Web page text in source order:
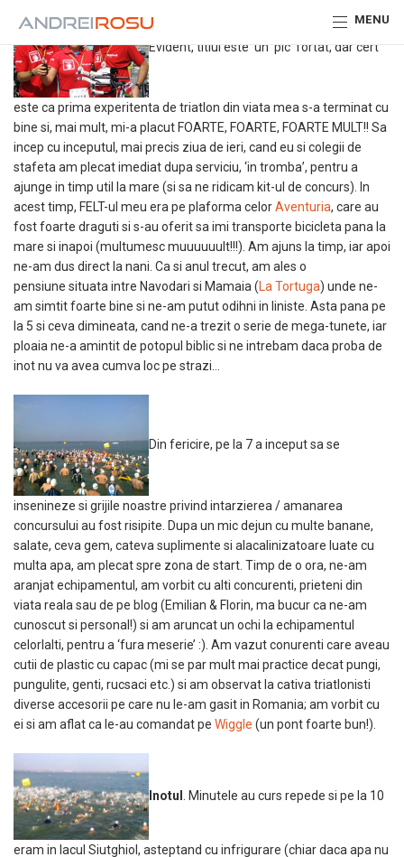
MENU
Evident, titlul este ‘un pic’ fortat, dar cert
este ca prima experitenta de triatlon din viata mea s-a terminat cu
bine si, mai mult, mi-a placut FOARTE, FOARTE, FOARTE MULT!! Sa
incep cu inceputul, mai precis ziua de ieri, cand eu si colegii de
stafeta am plecat imediat dupa serviciu, ‘in tromba’, pentru a
ajunge in timp util la mare (si sa ne ridicam kit-ul de concurs). In
acest timp, FELT-ul meu era pe plaforma celorAventuria, care au
fost foarte draguti si s-au oferit sa imi transporte bicicleta pana la
mare si inapoi (multumesc muuuuuult!!!). Am ajuns la timp, iar apoi
ne-am dus direct la nani. Ca si anul trecut, am ales o
pensiune situata intre Navodari si Mamaia (La Tortuga) unde ne-
am simtit foarte bine si ne-am putut odihni in liniste. Asta pana pe
la 5 si ceva dimineata, cand ne-a trezit o serie de mega-tunete, iar
ploaia ne-a amintit de potopul biblic si ne intrebam daca proba de
inot nu va avea cumva loc pe strazi…
Din fericire, pe la 7 a inceput sa se
insenineze si grijile noastre privind intarzierea / amanarea
concursului au fost risipite. Dupa un mic dejun cu multe banane,
salate, ceva gem, cateva suplimente si alacalinizatoare luate cu
multa apa, am plecat spre zona de start. Timp de o ora, ne-am
aranjat echipamentul, am vorbit cu alti concurenti, prieteni din
viata reala sau de pe blog (Emilian & Florin, ma bucur ca ne-am
cunoscut si personal!) si am aruncat un ochi la echipamentul
celorlalti, pentru a ‘fura meserie’ :). Am vazut conurenti care aveau
cutii de plastic cu capac (mi se par mult mai practice decat pungi,
pungulite, genti, rucsaci etc.) si am observat la cativa triatlonisti
diverse accesorii pe care nu le-am gasit in Romania; am vorbit cu
ei si am aflat ca le-au comandat pe Wiggle (un pont foarte bun!).
Inotul . Minutele au curs repede si pe la 10
eram in lacul Siutghiol, asteptand cu infrigurare (chiar daca apa nu